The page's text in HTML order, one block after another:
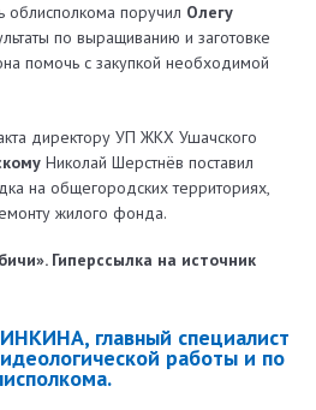
облисполкома поручил Олегу
по выращиванию и заготовке
помочь с закупкой необходимой
директору УП ЖКХ Ушачского
Николай Шерстнёв поставил
на общегородских территориях,
жилого фонда.
Гиперссылка на источник
главный специалист
работы и по